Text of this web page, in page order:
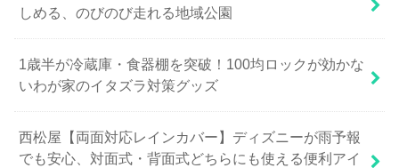
しめる、のびのび走れる地域公園
1歳半が冷蔵庫・食器棚を突破！100均ロックが効かな
いわが家のイタズラ対策グッズ
西松屋【両面対応レインカバー】ディズニーが雨予報
でも安心、対面式・背面式どちらにも使える便利アイ